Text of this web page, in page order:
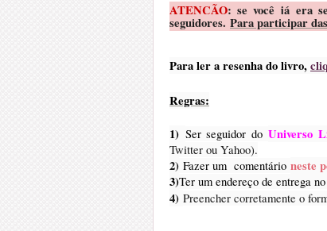
ATENÇÃO: se você já era
seguidores. Para participar
Para ler a resenha do livro,
Regras:
1) Ser seguidor doUniverso
Twitter ou Yahoo).
2) Fazer um comentário neste
3)Ter um endereço de entrega
4) Preencher corretamente o